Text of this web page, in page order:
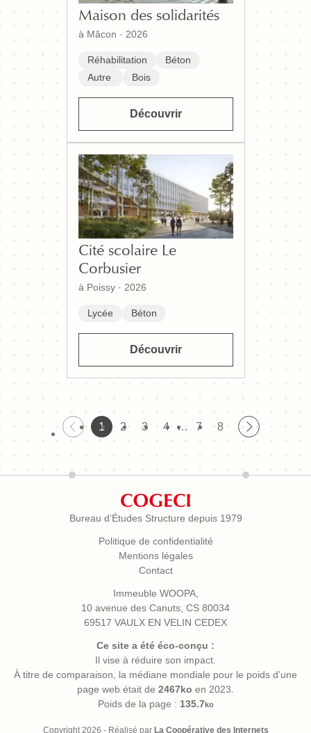
Maison des solidarités
à Mâcon · 2026
Réhabilitation
Béton
Autre
Bois
Découvrir
Cité scolaire Le
Corbusier
à Poissy· 2026
Lycée Béton
Découvrir
1 2 3 4 … 7 8
Bureau d’Études Structure depuis 1979
Politique de confidentialité
Mentions légales
Contact
Immeuble WOOPA,
10 avenue des Canuts, CS 80034
69517 VAULX EN VELIN CEDEX
Ce site a été éco-conçu :
Il vise à réduire son impact.
À titre de comparaison, la médiane mondiale pour le poids d’une
page web était de 2467ko en 2023.
Poids de la page : 135.7 ko
Copyright 2026 - Réalisé par La Coopérative des Internets